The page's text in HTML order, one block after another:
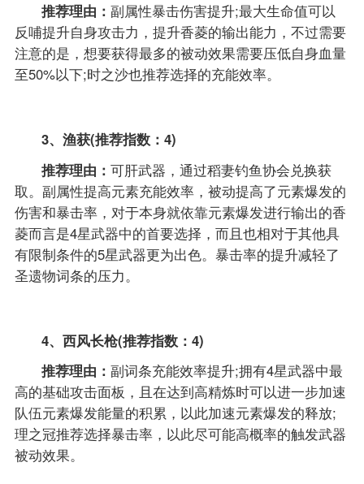
推荐理由：副属性暴击伤害提升;最大生命值可以
反哺提升自身攻击力，提升香菱的输出能力，不过需要
注意的是，想要获得最多的被动效果需要压低自身血量
至50%以下;时之沙也推荐选择的充能效率。
3、渔获(推荐指数：4)
推荐理由：可肝武器，通过稻妻钓鱼协会兑换获
取。副属性提高元素充能效率，被动提高了元素爆发的
伤害和暴击率，对于本身就依靠元素爆发进行输出的香
菱而言是4星武器中的首要选择，而且也相对于其他具
有限制条件的5星武器更为出色。暴击率的提升减轻了
圣遗物词条的压力。
4、西风长枪(推荐指数：4)
推荐理由：副词条充能效率提升;拥有4星武器中最
高的基础攻击面板，且在达到高精炼时可以进一步加速
队伍元素爆发能量的积累，以此加速元素爆发的释放;
理之冠推荐选择暴击率，以此尽可能高概率的触发武器
被动效果。